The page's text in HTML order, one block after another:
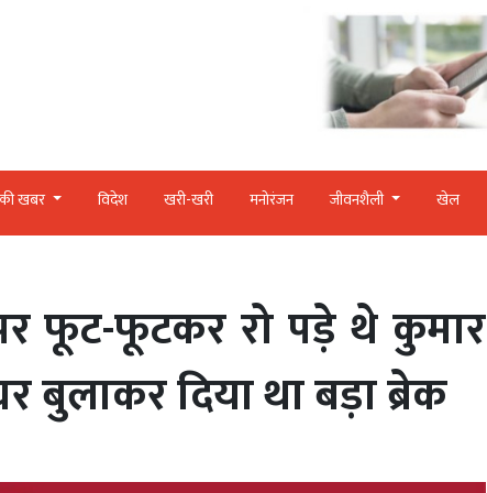
खबर विदेश खरी-खरी मनोरंजन जीवनशैली खेल
फूट-फूटकर रो पड़े थे कुमार
दिया था बड़ा ब्रेक